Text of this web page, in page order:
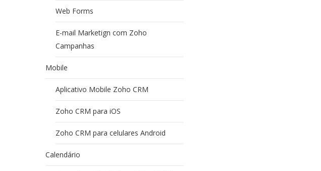
Web Forms
E-mail Marketign com Zoho
Campanhas
Mobile
Aplicativo Mobile Zoho CRM
Zoho CRM para iOS
Zoho CRM para celulares Android
Calendário